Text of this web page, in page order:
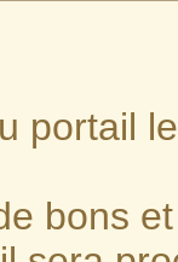
portail
bons